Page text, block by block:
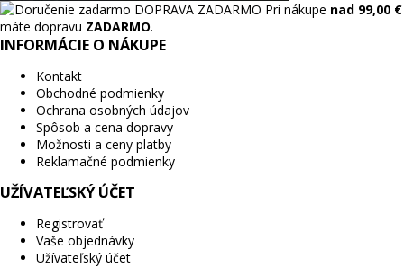
DOPRAVA ZADARMO Pri nákupe nad 99,00 €
máte dopravu ZADARMO.
INFORMÁCIE O NÁKUPE
Kontakt
Obchodné podmienky
Ochrana osobných údajov
Spôsob a cena dopravy
Možnosti a ceny platby
Reklamačné podmienky
UŽÍVATEĽSKÝ ÚČET
Registrovať
Vaše objednávky
Užívateľský účet